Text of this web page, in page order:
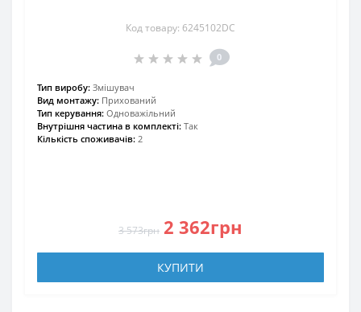
Код товару: 6245102DC
0
Тип виробу: Змішувач
Вид монтажу: Прихований
Тип керування: Одноважільний
Внутрішня частина в комплекті: Так
Кількість споживачів: 2
3 573грн 2 362грн
КУПИТИ